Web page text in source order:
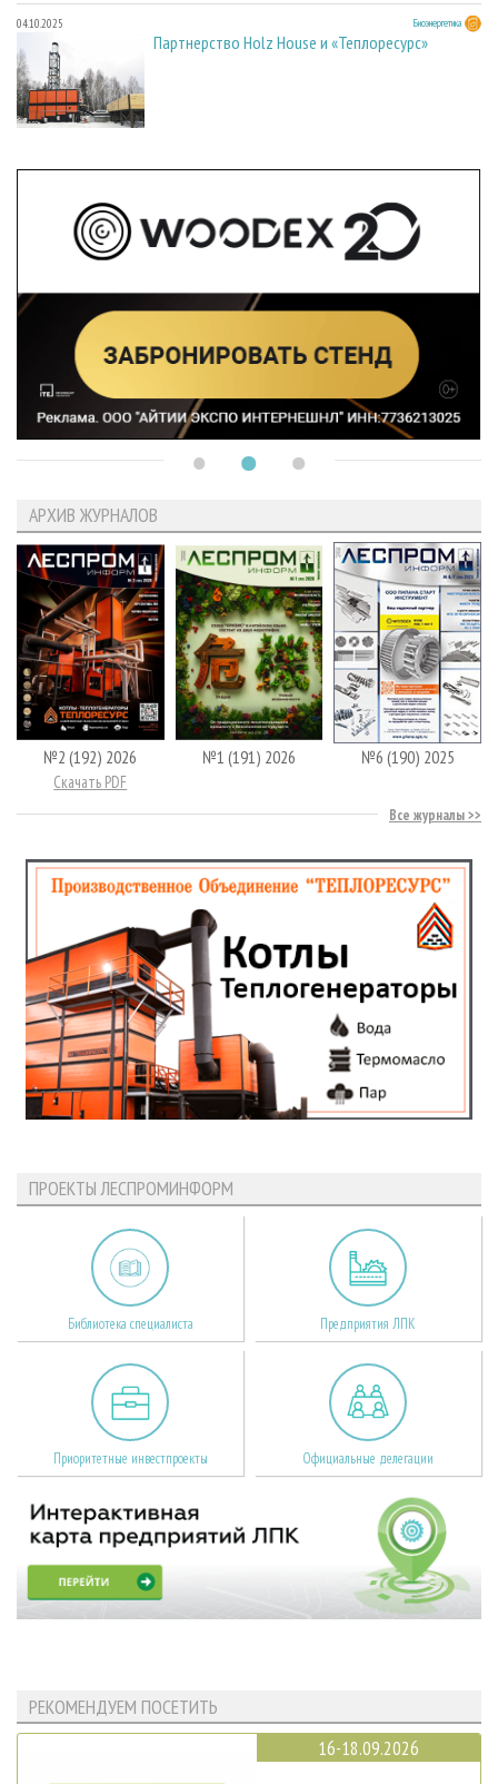
04.10.2025 Биоэнергетика
Партнерство Holz House и «Теплоресурс»
АРХИВ ЖУРНАЛОВ
№2 (192) 2026
Скачать PDF
№1 (191) 2026 №6 (190) 2025
Все журналы
ПРОЕКТЫ ЛЕСПРОМИНФОРМ
Библиотека специалиста Предприятия ЛПК
Приоритетные инвестпроекты Официальные делегации
РЕКОМЕНДУЕМ ПОСЕТИТЬ
16-18.09.2026